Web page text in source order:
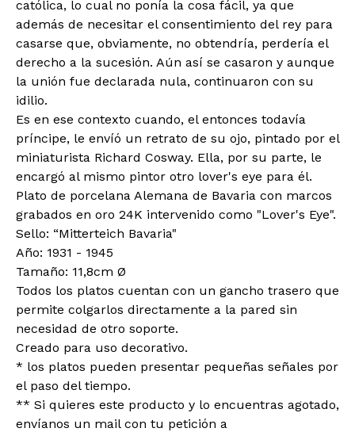
católica, lo cual no ponía la cosa fácil, ya que
además de necesitar el consentimiento del rey para
casarse que, obviamente, no obtendría, perdería el
derecho a la sucesión. Aún así se casaron y aunque
la unión fue declarada nula, continuaron con su
idilio.
Es en ese contexto cuando, el entonces todavía
príncipe, le envíó un retrato de su ojo, pintado por el
miniaturista Richard Cosway. Ella, por su parte, le
encargó al mismo pintor otro lover's eye para él.
Plato de porcelana Alemana de Bavaria con marcos
grabados en oro 24K intervenido como "Lover's Eye".
Sello: “Mitterteich Bavaria"
Año: 1931 - 1945
Tamaño: 11,8cm Ø
Todos los platos cuentan con un gancho trasero que
permite colgarlos directamente a la pared sin
necesidad de otro soporte.
Creado para uso decorativo.
* los platos pueden presentar pequeñas señales por
el paso del tiempo.
** Si quieres este producto y lo encuentras agotado,
envíanos un mail con tu petición a